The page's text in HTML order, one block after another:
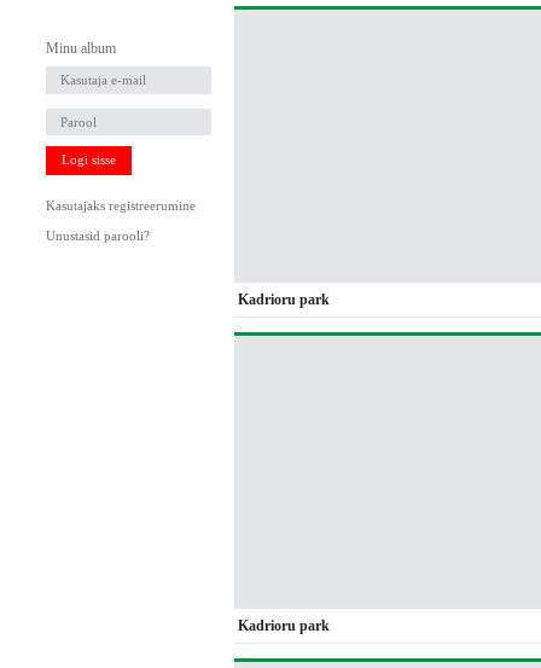
Minu album
Logi sisse
Kasutajaks registreerumine
Unustasid parooli?
Kadrioru park
Kadrioru park